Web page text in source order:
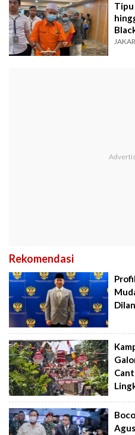
Tipu
Rekomendasi